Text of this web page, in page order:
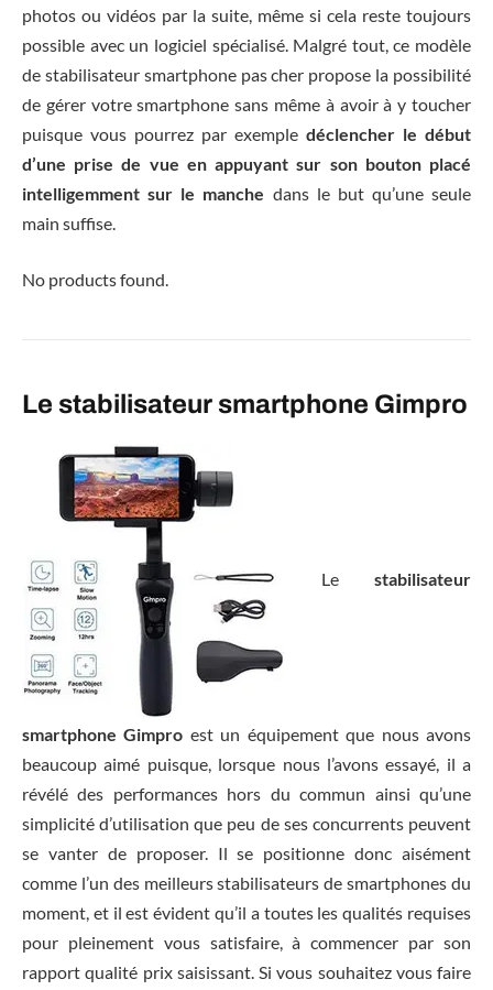
photos ou vidéos par la suite, même si cela reste toujours
possible avec un logiciel spécialisé. Malgré tout, ce modèle
de stabilisateur smartphone pas cher propose la possibilité
de gérer votre smartphone sans même à avoir à y toucher
puisque vous pourrez par exemple déclencher le début
d’une prise de vue en appuyant sur son bouton placé
intelligemment sur le manche dans le but qu’une seule
main suffise.
No products found.
Le stabilisateur smartphone Gimpro
Le stabilisateur
smartphone Gimpro est un équipement que nous avons
beaucoup aimé puisque, lorsque nous l’avons essayé, il a
révélé des performances hors du commun ainsi qu’une
simplicité d’utilisation que peu de ses concurrents peuvent
se vanter de proposer. Il se positionne donc aisément
comme l’un des meilleurs stabilisateurs de smartphones du
moment, et il est évident qu’il a toutes les qualités requises
pour pleinement vous satisfaire, à commencer par son
rapport qualité prix saisissant. Si vous souhaitez vous faire